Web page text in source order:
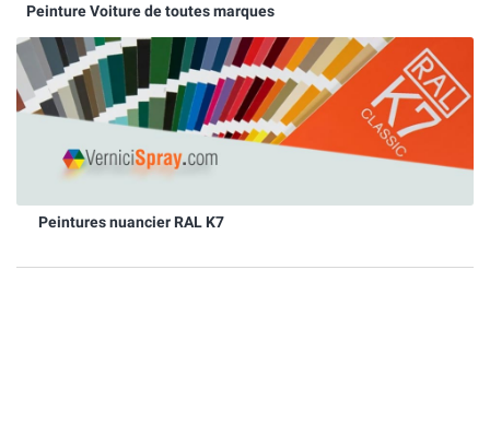
Peinture Voiture de toutes marques
Peintures nuancier RAL K7